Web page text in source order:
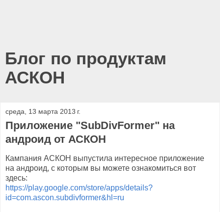
Блог по продуктам
АСКОН
среда, 13 марта 2013 г.
Приложение "SubDivFormer" на
андроид от АСКОН
Кампания АСКОН выпустила интересное приложение
на андроид, с которым вы можете ознакомиться вот
здесь:
https://play.google.com/store/apps/details?
id=com.ascon.subdivformer&hl=ru